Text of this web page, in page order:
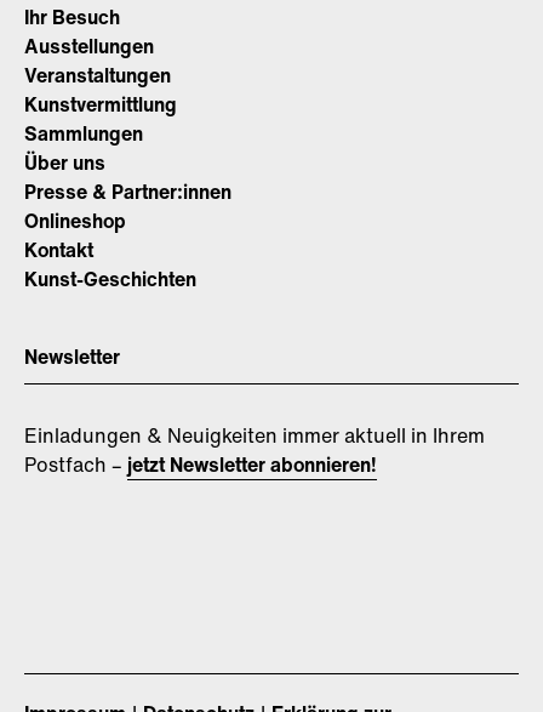
Ihr Besuch
Ausstellungen
Veranstaltungen
Kunstvermittlung
Sammlungen
Über uns
Presse & Partner:innen
Onlineshop
Kontakt
Kunst-Geschichten
Newsletter
Einladungen & Neuigkeiten immer aktuell in Ihrem
Postfach – jetzt Newsletter abonnieren!